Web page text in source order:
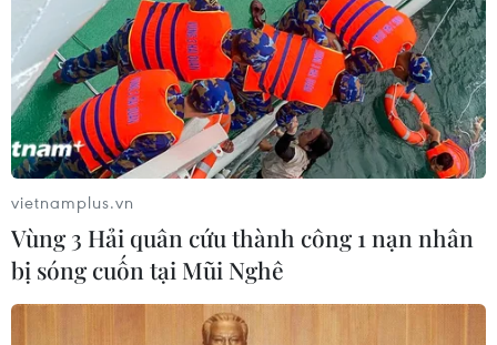
Hơn 300 trường hợp đã đồng ý bàn giao
mặt bằng phục vụ cao tốc Biên Hòa-Vũng
vietnamplus.vn
Vùng 3 Hải quân cứu thành công 1 nạn nhân
bị sóng cuốn tại Mũi Nghê